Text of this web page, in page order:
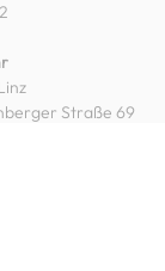
Straße 69